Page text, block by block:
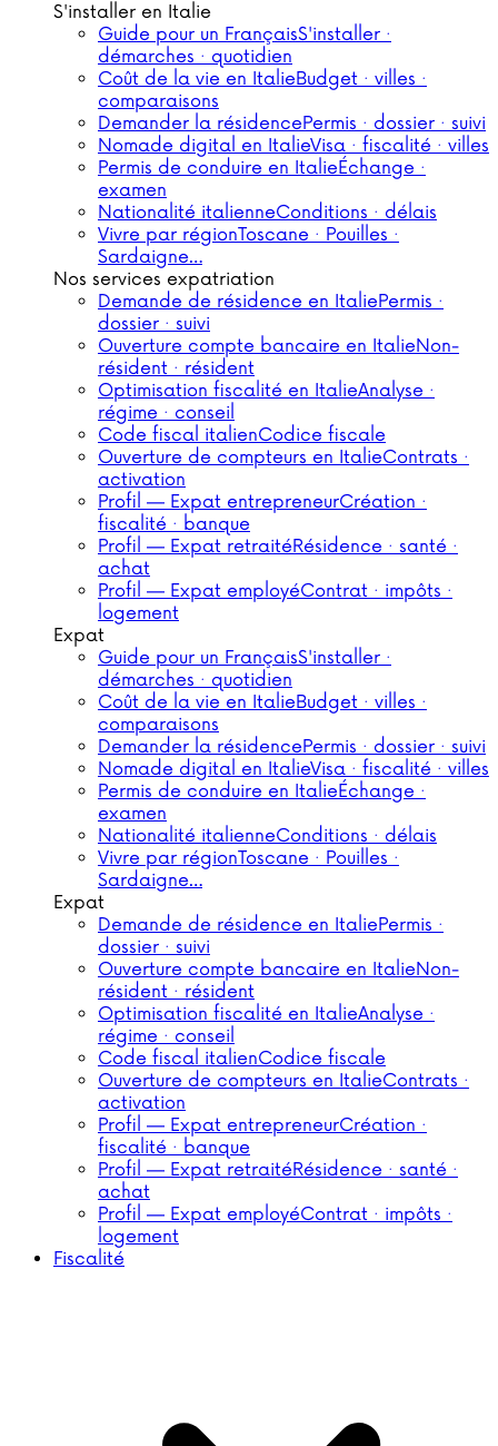
S'installer en Italie
Guide pour un FrançaisS'installer ·
démarches · quotidien
Coût de la vie en ItalieBudget · villes ·
comparaisons
Demander la résidencePermis · dossier · suivi
Nomade digital en ItalieVisa · fiscalité · villes
Permis de conduire en ItalieÉchange ·
examen
Nationalité italienneConditions · délais
Vivre par régionToscane · Pouilles ·
Sardaigne…
Nos services expatriation
Demande de résidence en ItaliePermis ·
dossier · suivi
Ouverture compte bancaire en ItalieNon-
résident · résident
Optimisation fiscalité en ItalieAnalyse ·
régime · conseil
Code fiscal italienCodice fiscale
Ouverture de compteurs en ItalieContrats ·
activation
Profil — Expat entrepreneurCréation ·
fiscalité · banque
Profil — Expat retraitéRésidence · santé ·
achat
Profil — Expat employéContrat · impôts ·
logement
Expat
Guide pour un FrançaisS'installer ·
démarches · quotidien
Coût de la vie en ItalieBudget · villes ·
comparaisons
Demander la résidencePermis · dossier · suivi
Nomade digital en ItalieVisa · fiscalité · villes
Permis de conduire en ItalieÉchange ·
examen
Nationalité italienneConditions · délais
Vivre par régionToscane · Pouilles ·
Sardaigne…
Expat
Demande de résidence en ItaliePermis ·
dossier · suivi
Ouverture compte bancaire en ItalieNon-
résident · résident
Optimisation fiscalité en ItalieAnalyse ·
régime · conseil
Code fiscal italienCodice fiscale
Ouverture de compteurs en ItalieContrats ·
activation
Profil — Expat entrepreneurCréation ·
fiscalité · banque
Profil — Expat retraitéRésidence · santé ·
achat
Profil — Expat employéContrat · impôts ·
logement
Fiscalité